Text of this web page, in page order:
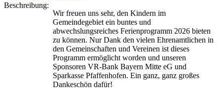
Beschreibung:
Wir freuen uns sehr, den Kindern im
Gemeindegebiet ein buntes und
abwechslungsreiches Ferienprogramm 2026 bieten
zu können. Nur Dank den vielen Ehrenamtlichen in
den Gemeinschaften und Vereinen ist dieses
Programm ermöglicht worden und unseren
Sponsoren VR-Bank Bayern Mitte eG und
Sparkasse Pfaffenhofen. Ein ganz, ganz großes
Dankeschön dafür!